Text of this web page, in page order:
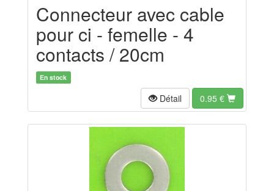
Connecteur avec cable
pour ci - femelle - 4
contacts / 20cm
En stock
Détail 0.95 €